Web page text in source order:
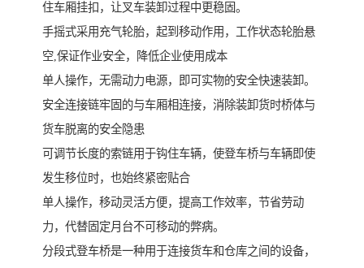
住车厢挂扣，让叉车装卸过程中更稳固。
手摇式采用充气轮胎，起到移动作用，工作状态轮胎悬
空,保证作业安全，降低企业使用成本
单人操作，无需动力电源，即可实物的安全快速装卸。
安全连接链牢固的与车厢相连接，消除装卸货时桥体与
货车脱离的安全隐患
可调节长度的索链用于钩住车辆，使登车桥与车辆即使
发生移位时，也始终紧密贴合
单人操作，移动灵活方便，提高工作效率，节省劳动
力，代替固定月台不可移动的弊病。
分段式登车桥是一种用于连接货车和仓库之间的设备，